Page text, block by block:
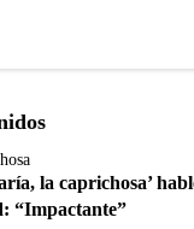
la caprichosa’
“Impactante”